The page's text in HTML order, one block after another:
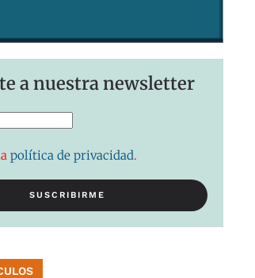
a nuestra newsletter
política de privacidad.